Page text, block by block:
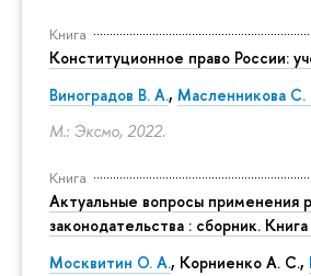
Книга
Конституционное право России:
Виноградов В. А., Масленникова С.
М.: Эксмо, 2022.
Книга
Актуальные вопросы применения
законодательства : сборник.
Москвитин О. А., Корниенко А. С.,